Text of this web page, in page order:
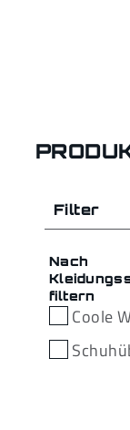
Filter
Nach
filtern
Coole